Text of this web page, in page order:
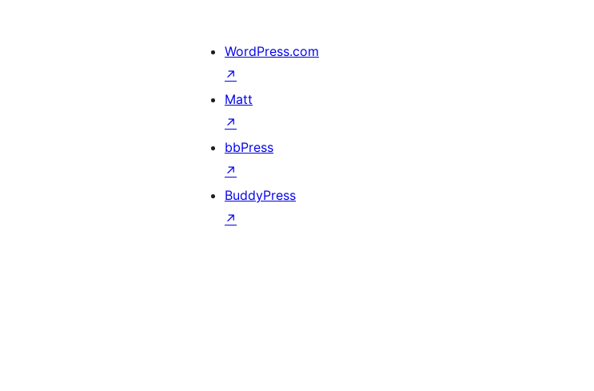
WordPress.com
↗
Matt
↗
bbPress
↗
BuddyPress
↗